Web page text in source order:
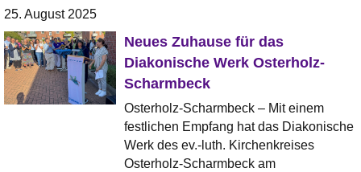
25. August 2025
Neues Zuhause für das
Diakonische Werk Osterholz-
Scharmbeck
Osterholz-Scharmbeck – Mit einem
festlichen Empfang hat das Diakonische
Werk des ev.-luth. Kirchenkreises
Osterholz-Scharmbeck am